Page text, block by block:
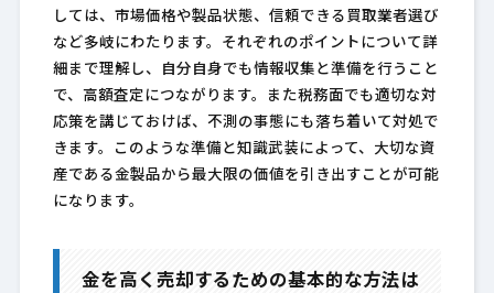
しては、市場価格や製品状態、信頼できる買取業者選び
など多岐にわたります。それぞれのポイントについて詳
細まで理解し、自分自身でも情報収集と準備を行うこと
で、高額査定につながります。また税務面でも適切な対
応策を講じておけば、不測の事態にも落ち着いて対処で
きます。このような準備と知識武装によって、大切な資
産である金製品から最大限の価値を引き出すことが可能
になります。
金を高く売却するための基本的な方法は